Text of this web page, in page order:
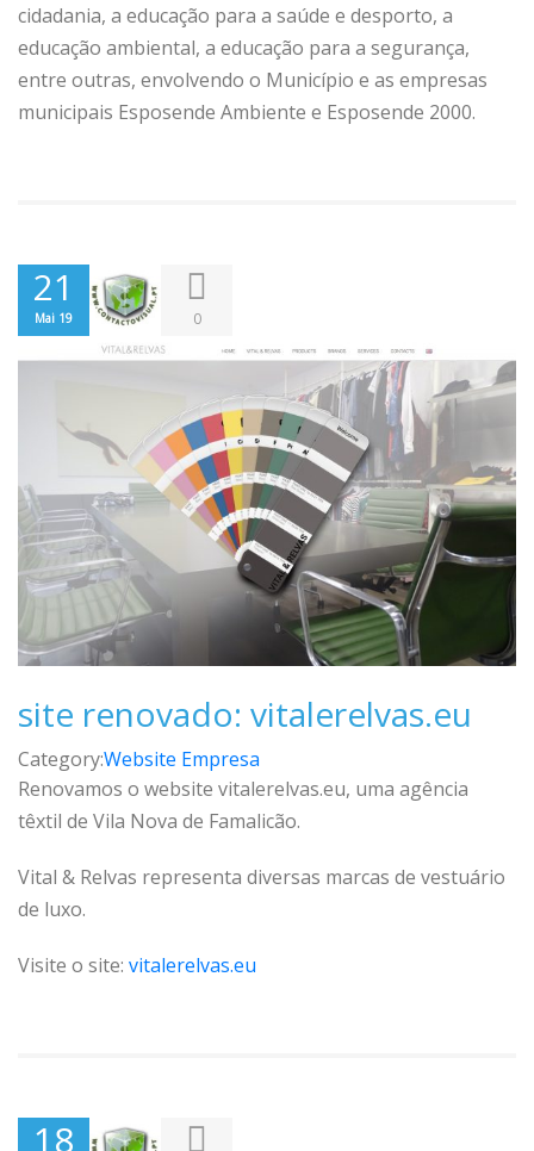
cidadania, a educação para a saúde e desporto, a
educação ambiental, a educação para a segurança,
entre outras, envolvendo o Município e as empresas
municipais Esposende Ambiente e Esposende 2000.
21
Mai 19 0
site renovado: vitalerelvas.eu
Category:Website Empresa
Renovamos o website vitalerelvas.eu, uma agência
têxtil de Vila Nova de Famalicão.
Vital & Relvas representa diversas marcas de vestuário
de luxo.
Visite o site: vitalerelvas.eu
18